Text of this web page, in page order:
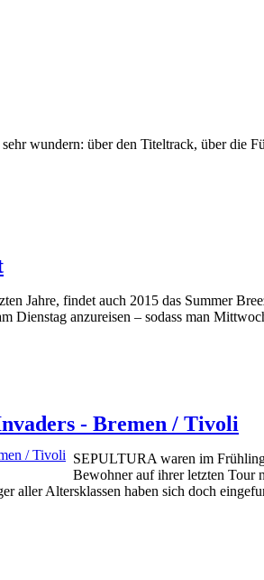
wundern: über den Titeltrack, über die
Jahre, findet auch 2015 das Summer
Dienstag anzureisen – sodass man
- Bremen / Tivoli
SEPULTURA waren im Frühling
Bewohner auf ihrer letzten Tour
aller Altersklassen haben sich doch